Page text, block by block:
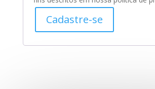
Cadastre-se